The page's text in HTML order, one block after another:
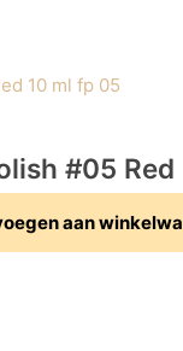
#05 Red
aan